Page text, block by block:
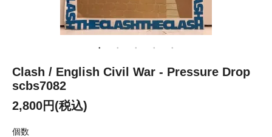
Clash / English Civil War - Pressure Drop
scbs7082
2,800円(税込)
個数